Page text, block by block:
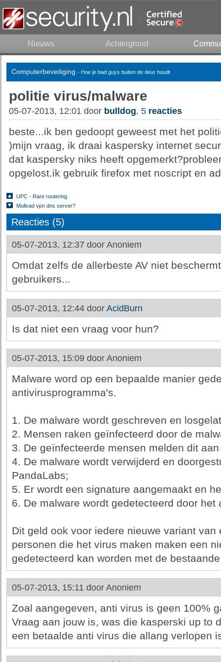
Nieuws Achtergrond
Computerbeveiliging - Hoe je bad guys buiten de deur houdt
politie virus/malware
05-07-2013, 12:01 door bulldog, 5 reacties
beste...ik ben gedoopt geweest met het
)mijn vraag, ik draai kaspersky internet
dat kaspersky niks heeft
opgelost.ik gebruik firefox met noscript en
UPC - Rare routering
Mullvad vpn dns server?
Reacties (5)
05-07-2013, 12:37 door Anoniem
Omdat zelfs de allerbeste AV niet
gebruikers...
05-07-2013, 12:44 door AcidBurn
Is dat niet een vraag voor hun?
05-07-2013, 15:09 door Anoniem
Malware word op een bepaalde manier
antivirusprogramma's.
1. De malware wordt geschreven en
2. Mensen raken geïnfecteerd door de
3. De geïnfecteerde mensen melden dit
4. De malware wordt verwijderd en
PandaLabs;
5. Er wordt een signature aangemaakt en
6. De malware wordt gedetecteerd door het
Dit geld ook voor iedere nieuwe variant van
personen die het virus maken maken een
gedetecteerd kan worden met de
05-07-2013, 15:11 door Anoniem
Zoal aangegeven, anti virus is geen 100%
Vraag aan jouw is, was die kasperski up to
een betaalde anti virus die allang verlopen